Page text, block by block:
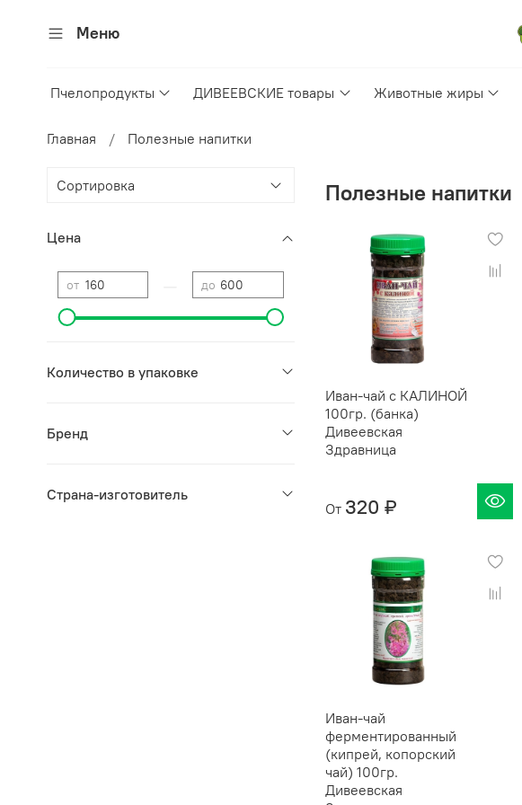
Меню
Пчелопродукты ДИВЕЕВСКИЕ товары Животные жиры
Главная Полезные напитки
Полезные напитки
Иван-чай с КАЛИНОЙ
100гр. (банка)
Дивеевская
Здравница
От 320 ₽
Иван-чай
ферментированный
(кипрей, копорский
чай) 100гр.
Дивеевская
Цена
от до
Количество в упаковке
Бренд
Страна-изготовитель